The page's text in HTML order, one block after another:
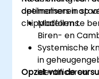
optimaliseren op
chipplatforms.
deelnemers in
Modellen te
Biren- en
Systemische
in
identificeren.
Opzet van de